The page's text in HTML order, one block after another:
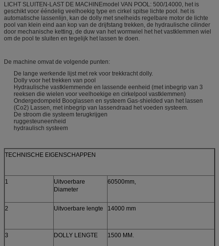
LICHT SLUITEN-LAST DE MACHINEmodel VAN POOL: 500/14000, het is
geschikt voor ééndelig veelhoekig type en cirkel spitse lichte pool. het is
automatische lassenlijn, kan de dolly met snelheids regelbare motor de lichte
pool van klein eind aan kop van de drijfstang trekken, de hydraulische cilinder
door mechanische ketting, de duw van het wormwiel het het vastklemmen wiel
om de pool te sluiten en tegelijk het lassen te doen.
De machine omvat de volgende punten:
De lange werkende lijst met rek voor trekkracht dolly.
Dolly voor het trekken van pool
Hydraulische vastklemmende en lassende eenheid (met inbegrip van 3
reeksen die wielen voor veelhoekige en cirkelpool vastklemmen)
Ondergedompeld Booglassen en systeem Gas-shielded van het lassen
(Co2) Lassen, met inbegrip van lassendraad het voeden systeem.
De stroom die systeem terugkrijgen
ruggesteuneenheid
hydraulisch systeem
TECHNISCHE EIGENSCHAPPEN
1
Uitvoerbare
Diameter
60500mm,
2 Uitvoerbare lengte 14000 mm
3 DOLLY LENGTE 1500 MM.